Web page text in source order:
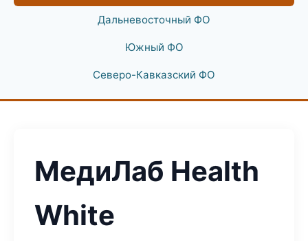
Дальневосточный ФО
Южный ФО
Северо-Кавказский ФО
МедиЛаб Health
White